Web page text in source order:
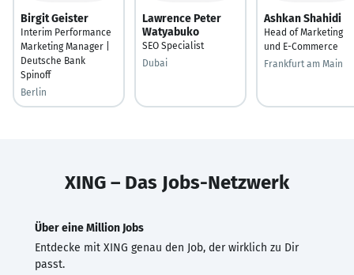
Birgit Geister
Interim Performance
Marketing Manager |
Deutsche Bank
Spinoff
Berlin
Lawrence Peter
Watyabuko
SEO Specialist
Dubai
Ashkan Shahidi
Head of Marketing
und E-Commerce
Frankfurt am Main
XING – Das Jobs-Netzwerk
Über eine Million Jobs
Entdecke mit XING genau den Job, der wirklich zu Dir
passt.